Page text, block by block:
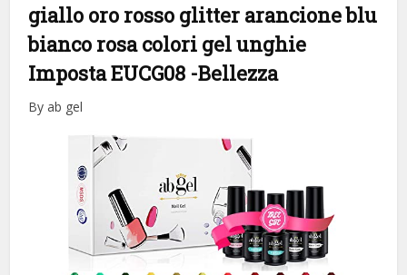
giallo oro rosso glitter arancione blu
bianco rosa colori gel unghie
Imposta EUCG08 -Bellezza
By ab gel